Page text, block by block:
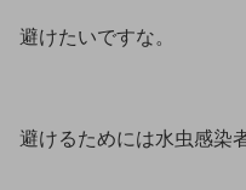
避けたいですな。
避けるためには水虫感染